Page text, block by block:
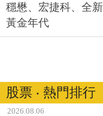
穩懋、宏捷科、全
黃金年代
股票 ‧ 熱門排行
2026.08.06